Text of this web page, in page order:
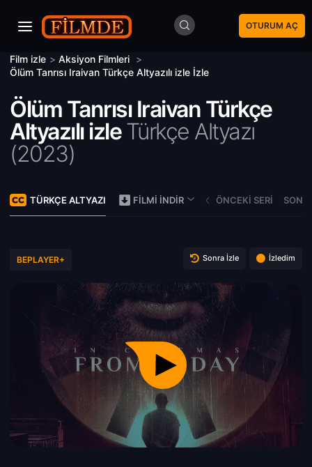
OTURUM AÇ
Film izle > Aksiyon Filmleri >
Ölüm Tanrısı Iraivan Türkçe Altyazılı izle İzle
Ölüm Tanrısı Iraivan Türkçe
Altyazılı izleTürkçe Altyazı
(2023)
TÜRKÇE ALTYAZI FILMI İNDIR ÖNCEKI SERI
BEPLAYER+ Sonra İzle İzledim